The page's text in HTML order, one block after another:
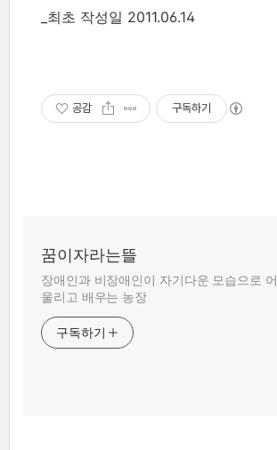
_최초 작성일 2011.06.14
공감 구독하기
꿈이자라는뜰
장애인과 비장애인이 자기다운 모습으로 어
울리고 배우는 농장
구독하기